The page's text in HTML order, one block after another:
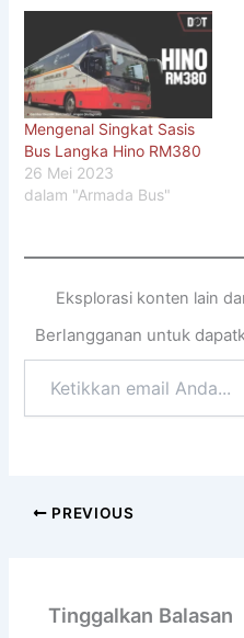
Mengenal Singkat Sasis
Bus Langka Hino RM380
26 Mei 2023
dalam "Armada Bus"
Eksplorasi konten lain
Berlangganan untuk
email
Anda...
PREVIOUS
Tinggalkan Balasan